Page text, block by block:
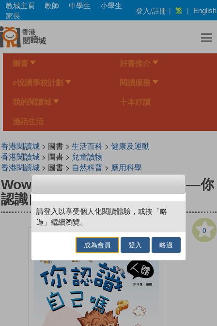
Skip
main
content
教城主頁 教師 中學生
小學生
家長
登入/註冊 | 繁 | English
圖書 好書推介
e悅讀學校計劃 閱讀服務
我的閱讀城 十本好讀
漫話生活
香港閱讀城> 圖書 > 生活百科> 健康及運動
香港閱讀城> 圖書 > 兒童讀物
香港閱讀城> 圖書 > 自然科普> 應用科學
Wow！我們最好奇的科學常識──你
認識自己嗎
0
請登入以享受個人化閱讀體驗，或按「略
過」繼續瀏覽。
成為會員 登入 略過